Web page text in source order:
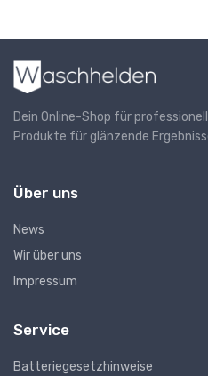
Dein Online-Shop für
Produkte für glänzende
Über uns
News
Wir über uns
Impressum
Service
Batteriegesetzhinweise